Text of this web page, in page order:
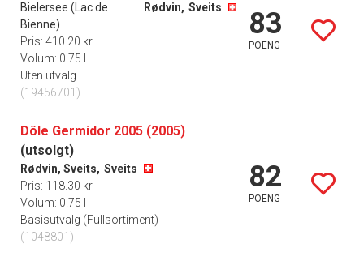
Bielersee (Lac de
Bienne)
Rødvin, Sveits
Pris: 410.20 kr
Volum: 0.75 l
Uten utvalg
(19456701)
83
POENG
Dôle Germidor 2005 (2005)
(utsolgt)
Rødvin, Sveits, Sveits
Pris: 118.30 kr
Volum: 0.75 l
Basisutvalg (Fullsortiment)
(1048801)
82
POENG